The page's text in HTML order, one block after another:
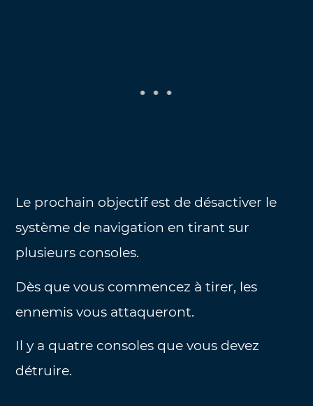
Le prochain objectif est de désactiver le
système de navigation en tirant sur
plusieurs consoles.
Dès que vous commencez à tirer, les
ennemis vous attaqueront.
Il y a quatre consoles que vous devez
détruire.